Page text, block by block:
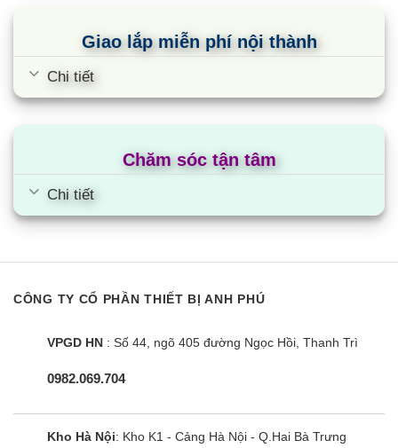
Giao lắp miễn phí nội thành
Chi tiết
Chăm sóc tận tâm
Chi tiết
CÔNG TY CỔ PHẦN THIẾT BỊ ANH PHÚ
VPGD HN : Số 44, ngõ 405 đường Ngọc Hồi, Thanh Trì
0982.069.704
Kho Hà Nội: Kho K1 - Cảng Hà Nội - Q.Hai Bà Trưng